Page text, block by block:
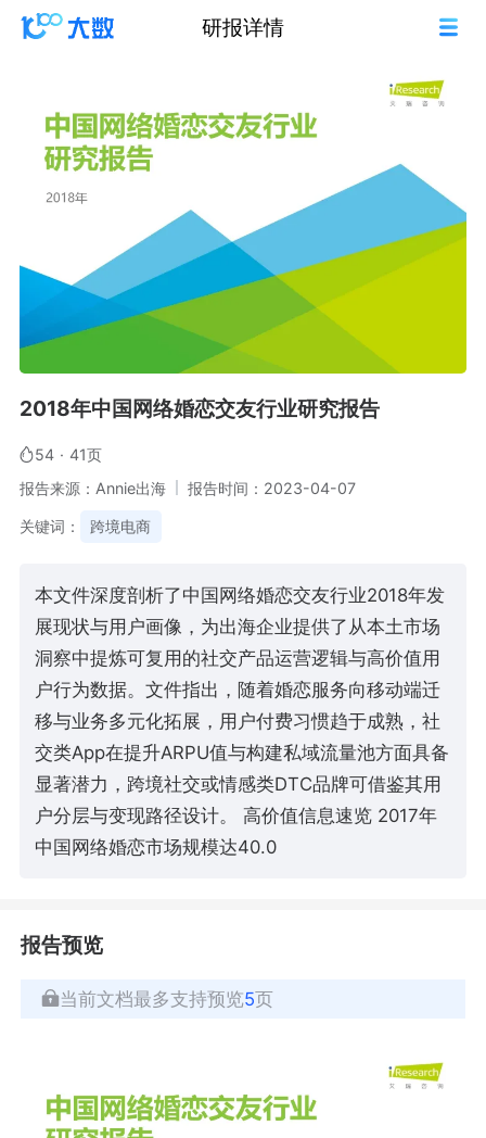
研报详情
2018年中国网络婚恋交友行业研究报告
54 · 41页
报告来源：Annie出海
报告时间：2023-04-07
关键词： 跨境电商
本文件深度剖析了中国网络婚恋交友行业2018年发
展现状与用户画像，为出海企业提供了从本土市场
洞察中提炼可复用的社交产品运营逻辑与高价值用
户行为数据。文件指出，随着婚恋服务向移动端迁
移与业务多元化拓展，用户付费习惯趋于成熟，社
交类App在提升ARPU值与构建私域流量池方面具备
显著潜力，跨境社交或情感类DTC品牌可借鉴其用
户分层与变现路径设计。 高价值信息速览 2017年
中国网络婚恋市场规模达40.0
报告预览
当前文档最多支持预览5页